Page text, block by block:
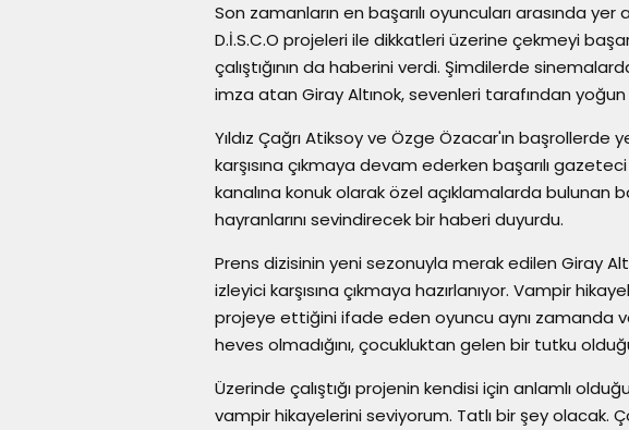
Son zamanların en başarılı oyuncuları arasında yer
D.İ.S.C.O projeleri ile dikkatleri üzerine çekmeyi
çalıştığının da haberini verdi. Şimdilerde
imza atan Giray Altınok, sevenleri tarafından
Yıldız Çağrı Atiksoy ve Özge Özacar'ın başrollerde
karşısına çıkmaya devam ederken başarılı
kanalına konuk olarak özel açıklamalarda bulunan
hayranlarını sevindirecek bir haberi duyurdu.
Prens dizisinin yeni sezonuyla merak edilen Giray
izleyici karşısına çıkmaya hazırlanıyor. Vampir
projeye ettiğini ifade eden oyuncu aynı zamanda
heves olmadığını, çocukluktan gelen bir tutku
Üzerinde çalıştığı projenin kendisi için anlamlı
vampir hikayelerini seviyorum. Tatlı bir şey olacak.